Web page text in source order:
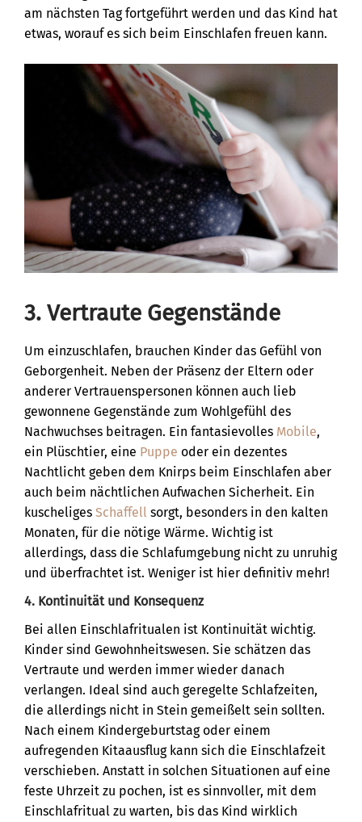
am nächsten Tag fortgeführt werden und das Kind hat
etwas, worauf es sich beim Einschlafen freuen kann.
3. Vertraute Gegenstände
Um einzuschlafen, brauchen Kinder das Gefühl von
Geborgenheit. Neben der Präsenz der Eltern oder
anderer Vertrauenspersonen können auch lieb
gewonnene Gegenstände zum Wohlgefühl des
Nachwuchses beitragen. Ein fantasievolles Mobile,
ein Plüschtier, eine Puppe oder ein dezentes
Nachtlicht geben dem Knirps beim Einschlafen aber
auch beim nächtlichen Aufwachen Sicherheit. Ein
kuscheliges Schaffell sorgt, besonders in den kalten
Monaten, für die nötige Wärme. Wichtig ist
allerdings, dass die Schlafumgebung nicht zu unruhig
und überfrachtet ist. Weniger ist hier definitiv mehr!
4. Kontinuität und Konsequenz
Bei allen Einschlafritualen ist Kontinuität wichtig.
Kinder sind Gewohnheitswesen. Sie schätzen das
Vertraute und werden immer wieder danach
verlangen. Ideal sind auch geregelte Schlafzeiten,
die allerdings nicht in Stein gemeißelt sein sollten.
Nach einem Kindergeburtstag oder einem
aufregenden Kitaausflug kann sich die Einschlafzeit
verschieben. Anstatt in solchen Situationen auf eine
feste Uhrzeit zu pochen, ist es sinnvoller, mit dem
Einschlafritual zu warten, bis das Kind wirklich